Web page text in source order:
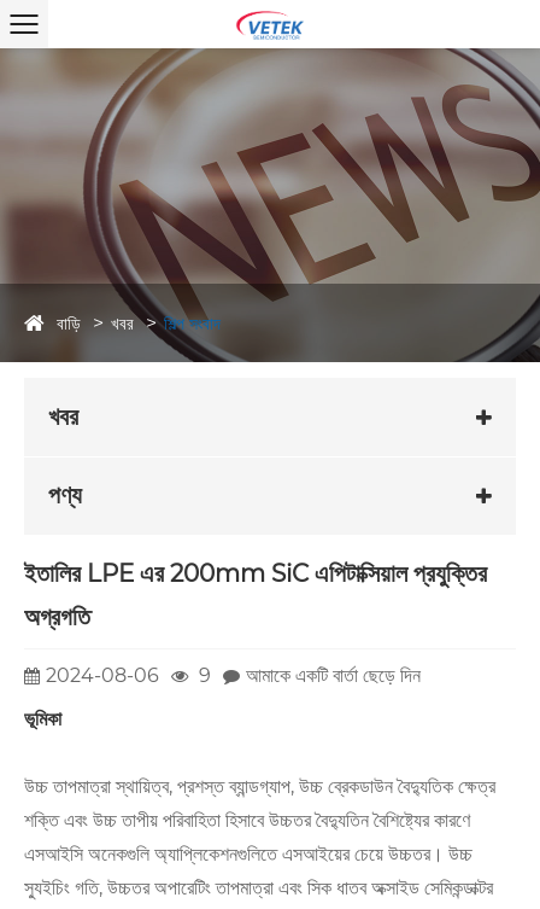
বাড়ি খবর শিল্প সংবাদ
খবর
পণ্য
ইতালির LPE এর 200mm SiC এপিটাক্সিয়াল প্রযুক্তির
অগ্রগতি
2024-08-06 9
আমাকে একটি বার্তা ছেড়ে দিন
ভূমিকা
উচ্চ তাপমাত্রা স্থায়িত্ব, প্রশস্ত ব্যান্ডগ্যাপ, উচ্চ ব্রেকডাউন বৈদ্যুতিক ক্ষেত্র
শক্তি এবং উচ্চ তাপীয় পরিবাহিতা হিসাবে উচ্চতর বৈদ্যুতিন বৈশিষ্ট্যের কারণে
এসআইসি অনেকগুলি অ্যাপ্লিকেশনগুলিতে এসআইয়ের চেয়ে উচ্চতর। উচ্চ
স্যুইচিং গতি, উচ্চতর অপারেটিং তাপমাত্রা এবং সিক ধাতব অক্সাইড সেমিকন্ডাক্টর